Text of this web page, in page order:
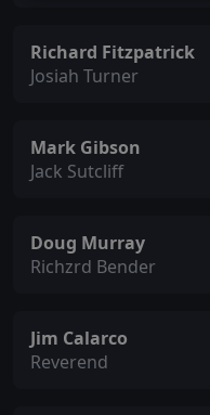
Richard Fitzpatrick
Josiah Turner
Mark Gibson
Jack Sutcliff
Doug Murray
Richzrd Bender
Jim Calarco
Reverend